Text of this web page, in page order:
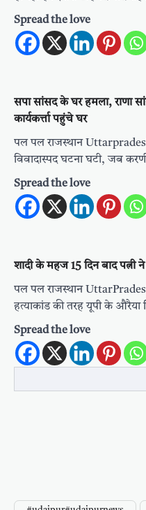
Spread the love
सपा सांसद के घर हमला, राणा
कार्यकर्त्ता पहुंचे घर
पल पल राजस्थान
विवादास्पद घटना घटी, जब
Spread the love
शादी के महज 15 दिन बाद पत्नी
पल पल राजस्थान
हत्याकांड की तरह यूपी के
Spread the love